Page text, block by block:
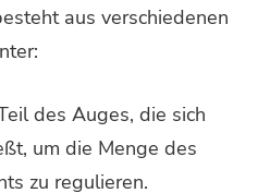
aus verschiedenen
des Auges, die sich
um die Menge des
zu regulieren.